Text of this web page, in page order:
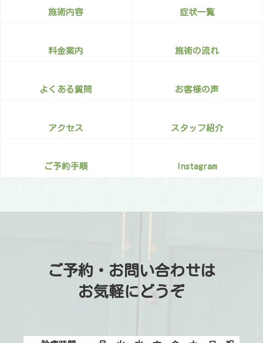
施術内容 症状一覧
料金案内 施術の流れ
よくある質問 お客様の声
アクセス スタッフ紹介
ご予約手順 Instagram
ご予約・お問い合わせは
お気軽にどうぞ